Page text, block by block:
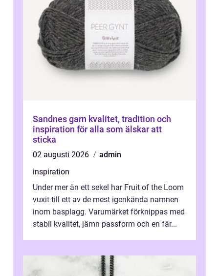
Sandnes garn kvalitet, tradition och
inspiration för alla som älskar att
sticka
02 augusti 2026
admin
inspiration
Under mer än ett sekel har Fruit of the Loom
vuxit till ett av de mest igenkända namnen
inom basplagg. Varumärket förknippas med
stabil kvalitet, jämn passform och en fär...